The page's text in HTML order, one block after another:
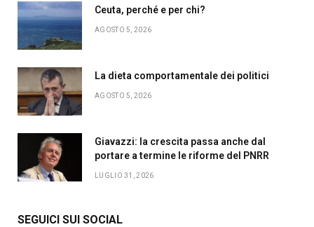
Ceuta, perché e per chi?
AGOSTO 5, 2026
La dieta comportamentale dei politici
AGOSTO 5, 2026
Giavazzi: la crescita passa anche dal
portare a termine le riforme del PNRR
LUGLIO 31, 2026
SEGUICI SUI SOCIAL